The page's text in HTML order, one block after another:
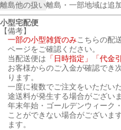
離島他の扱い離島・一部地域は追
小型宅配便
【備考】
一部の小型雑貨のみこちらの配
ページをご確認ください。
当配送便は 「日時指定」「代金
お客様からのご入金が確認でき
ります。
一度に複数でご注文をいただい
途送料が発生する場合がございま
年末年始・ゴールデンウィーク
ことができない場合がございま
ます。